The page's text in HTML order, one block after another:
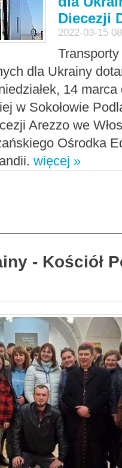
Diecezji
2022-03-15
dla Ukrainy
14
w Sokołowie
Arezzo we
Ośrodka
więcej »
- Kościół